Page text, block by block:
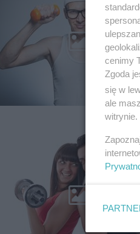
cenimy
Zgoda
się w
ale
witrynie.